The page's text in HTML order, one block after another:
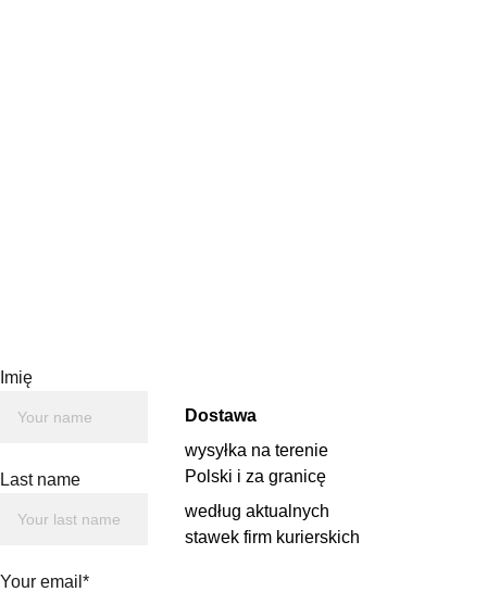
Dostawa
wysyłka na terenie
Polski i za granicę
według aktualnych
stawek firm kurierskich
Imię
Last name
Your email*